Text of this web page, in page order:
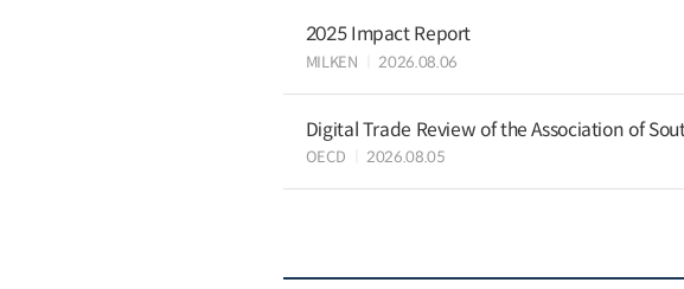
2025 Impact Report
MILKEN 2026.08.06
Digital Trade Review of the Association of
OECD 2026.08.05